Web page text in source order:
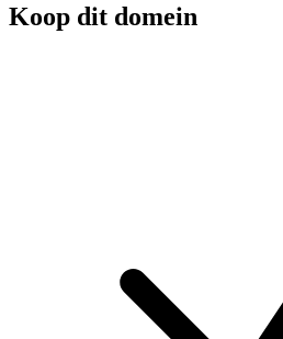
Koop dit domein